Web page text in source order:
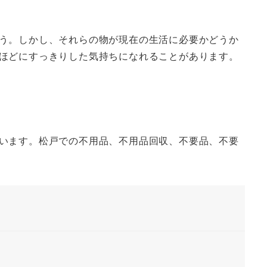
。しかし、それらの物が現在の生活に必要かどうか
にすっきりした気持ちになれることがあります。
ます。松戸での不用品、不用品回収、不要品、不要